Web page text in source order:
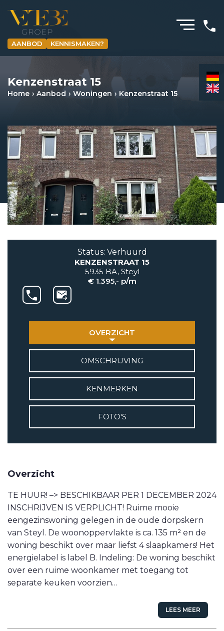
AANBOD KENNISMAKEN?
HOMEPAGINA
WONING­MAKELAARDIJ
HYPOTHEKEN
VERZEKERINGEN
NIEUWS & MEDIA
OVER ONS
REVIEWS
AANBOD
5931 CX Tegelen
info@vetebe.nl
BEL VETEBE
E-MAIL VETEBE
VETEBE INSTAGRAM
VETEBE FACEBOOK
Kenzenstraat 15
Home Aanbod Woningen Kenzenstraat 15
Status: Verhuurd
KENZENSTRAAT 15
5935 BA, Steyl
€ 1.395,- p/m
OVERZICHT
OMSCHRIJVING
KENMERKEN
FOTO'S
Overzicht
TE HUUR! –> BESCHIKBAAR PER 1 DECEMBER 2024
INSCHRIJVEN IS VERPLICHT! Ruime mooie
eengezinswoning gelegen in de oude dorpskern
van Steyl. De woonoppervlakte is ca. 135 m² en de
woning beschikt over maar liefst 4 slaapkamers! Het
energielabel is label B. Indeling: De woning beschikt
over een ruime woonkamer met toegang tot
separate keuken voorzien…
LEES MEER